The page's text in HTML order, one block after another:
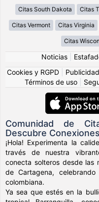
Citas South Dakota Citas
Citas Vermont Citas Virginia
Citas
Noticias
Cookies y RGPD
Publicidad
Términos de uso
Comunidad de
Descubre
¡Hola! Experimenta la
través de nuestra
conecta solteros desde las
de Cartagena,
colombiana.
Ya sea que estés en la